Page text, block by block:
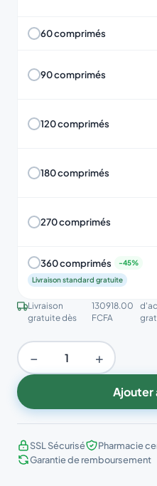
60 comprimés
90 comprimés
120 comprimés
180 comprimés
270 comprimés
360 comprimés
Livraison standard gratuite
Livraison
gratuite dès
130918.00
FCFA
− +
Ajouter
SSL Sécurisé
Pharmacie
Garantie de remboursement